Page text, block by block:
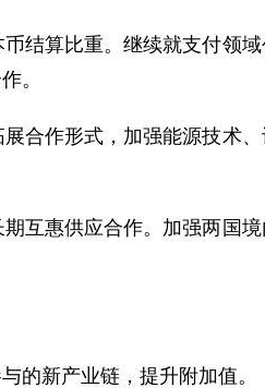
结算比重。继续就支付领
。
合作形式，加强能源技术
互惠供应合作。加强两国
的新产业链，提升附加值。